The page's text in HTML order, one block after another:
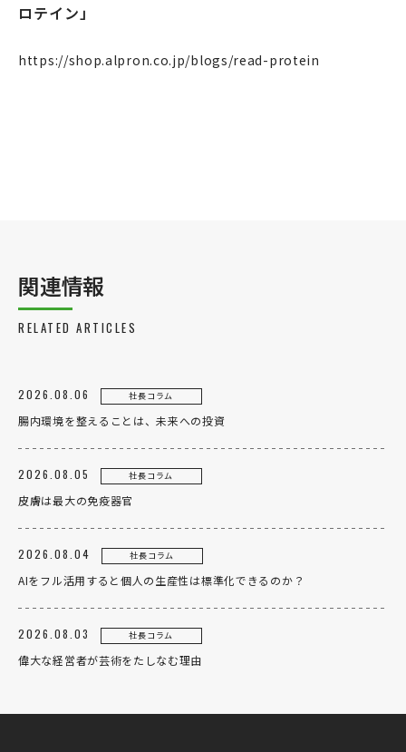
個人のお客様
ロテイン」
https://shop.alpron.co.jp/blogs/read-protein
関連情報
RELATED ARTICLES
2026.08.06 社長コラム
腸内環境を整えることは、未来への投資
2026.08.05 社長コラム
皮膚は最大の免疫器官
2026.08.04 社長コラム
AIをフル活用すると個人の生産性は標準化できるのか？
2026.08.03 社長コラム
偉大な経営者が芸術をたしなむ理由